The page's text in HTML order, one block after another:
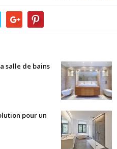
salle de bains
pour un